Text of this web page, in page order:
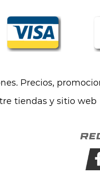
Precios,
tiendas y sitio web